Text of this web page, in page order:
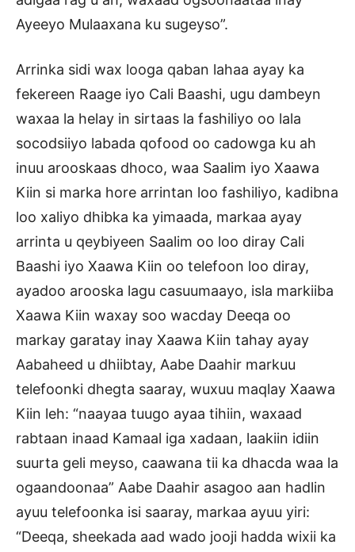
Ayeeyo Mulaaxana ku sugeyso”.
Arrinka sidi wax looga qaban lahaa ayay ka
fekereen Raage iyo Cali Baashi, ugu dambeyn
waxaa la helay in sirtaas la fashiliyo oo lala
socodsiiyo labada qofood oo cadowga ku ah
inuu arooskaas dhoco, waa Saalim iyo Xaawa
Kiin si marka hore arrintan loo fashiliyo, kadibna
loo xaliyo dhibka ka yimaada, markaa ayay
arrinta u qeybiyeen Saalim oo loo diray Cali
Baashi iyo Xaawa Kiin oo telefoon loo diray,
ayadoo arooska lagu casuumaayo, isla markiiba
Xaawa Kiin waxay soo wacday Deeqa oo
markay garatay inay Xaawa Kiin tahay ayay
Aabaheed u dhiibtay, Aabe Daahir markuu
telefoonki dhegta saaray, wuxuu maqlay Xaawa
Kiin leh: “naayaa tuugo ayaa tihiin, waxaad
rabtaan inaad Kamaal iga xadaan, laakiin idiin
suurta geli meyso, caawana tii ka dhacda waa la
ogaandoonaa” Aabe Daahir asagoo aan hadlin
ayuu telefoonka isi saaray, markaa ayuu yiri:
“Deeqa, sheekada aad wado jooji hadda wixii ka